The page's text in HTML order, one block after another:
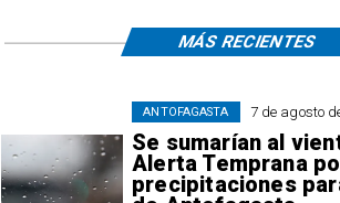
7 de agosto
Se sumarían al
Alerta Temprana
precipitaciones
ANTOFAGASTA
MÁS RECIENTES